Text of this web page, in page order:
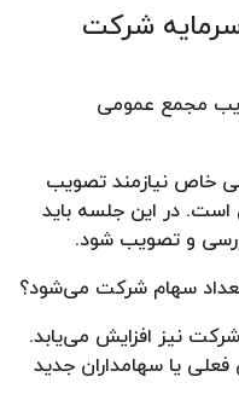
شرکت
مجمع عمومی
خاص نیازمند تصویب
است. در این جلسه باید
و تصویب شود.
تعداد سهام شرکت می‌شود؟
نیز افزایش می‌یابد.
یا سهامداران جدید